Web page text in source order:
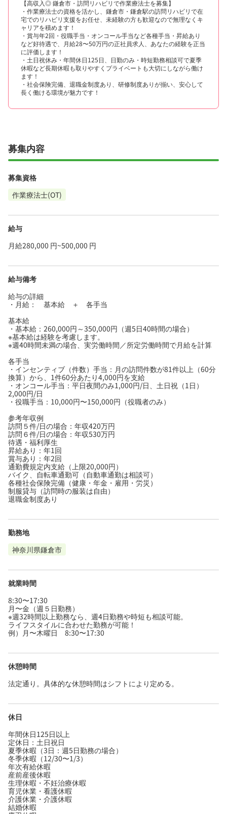
【高収入◎ 鎌倉市・訪問リハビリで作業療法士を募集】
・作業療法士の資格を活かし、鎌倉市・鎌倉駅の訪問リハビリで在
宅でのリハビリ支援をお任せ、未経験の方も歓迎なので無理なくキ
ャリアを積めます！
・賞与年2回・役職手当・オンコール手当など各種手当・昇給あり
など好待遇で、月給28〜50万円の正社員求人、あなたの経験を正当
に評価します！
・土日祝休み・年間休日125日、日勤のみ・時短勤務相談可で夏季
休暇など長期休暇も取りやすくプライベートも大切にしながら働け
ます！
・社会保険完備、退職金制度あり、研修制度ありが揃い、安心して
長く働ける環境が魅力です！
募集内容
募集資格
作業療法士(OT)
給与
月給280,000 円~500,000 円
給与備考
給与の詳細
・月給： 基本給 ＋ 各手当
基本給
・基本給：260,000円～350,000円（週5日40時間の場合）
※基本給は経験を考慮します。
※週40時間未満の場合、実労働時間／所定労働時間で月給を計算
各手当
・インセンティブ（件数）手当：月の訪問件数が81件以上（60分
換算）から、1件60分あたり4,000円を支給
・オンコール手当：平日夜間のみ1,000円/日、土日祝（1日）
2,000円/日
・役職手当：10,000円〜150,000円（役職者のみ）
参考年収例
訪問５件/日の場合：年収420万円
訪問６件/日の場合：年収530万円
待遇・福利厚生
昇給あり：年1回
賞与あり：年2回
通勤費規定内支給（上限20,000円）
バイク、自転車通勤可（自動車通勤は相談可）
各種社会保険完備（健康・年金・雇用・労災）
制服貸与（訪問時の服装は自由）
退職金制度あり
勤務地
神奈川県鎌倉市
就業時間
8:30〜17:30
月〜金（週５日勤務）
※週32時間以上勤務なら、週4日勤務や時短も相談可能。
ライフスタイルに合わせた勤務が可能！
例）月〜木曜日 8:30〜17:30
休憩時間
法定通り。具体的な休憩時間はシフトにより定める。
休日
年間休日125日以上
定休日：土日祝日
夏季休暇（3日：週5日勤務の場合）
冬季休暇（12/30〜1/3）
年次有給休暇
産前産後休暇
生理休暇・不妊治療休暇
育児休業・看護休暇
介護休業・介護休暇
結婚休暇